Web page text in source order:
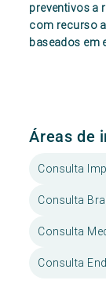
preventivos a
com recurso
baseados em
Áreas de
Consulta
Consulta
Consulta
Consulta